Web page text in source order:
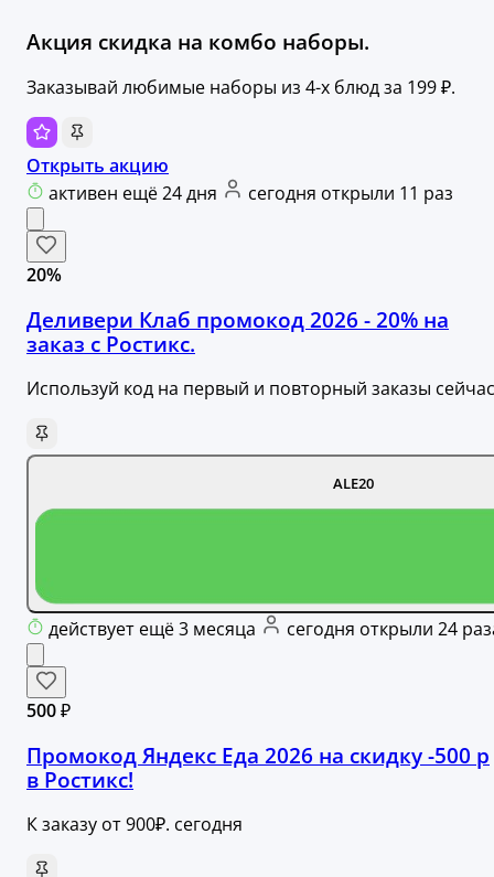
Акция скидка на комбо наборы.
Заказывай любимые наборы из 4-х блюд за 199 ₽.
Открыть акцию
активен ещё 24 дня
сегодня открыли 11 раз
20%
Деливери Клаб промокод 2026 - 20% на
заказ с Ростикс.
Используй код на первый и повторный заказы сейчас
ALE20
действует ещё 3 месяца сегодня открыли 24
500 ₽
Промокод Яндекс Еда 2026 на скидку -500 р
в Ростикс!
К заказу от 900₽. сегодня